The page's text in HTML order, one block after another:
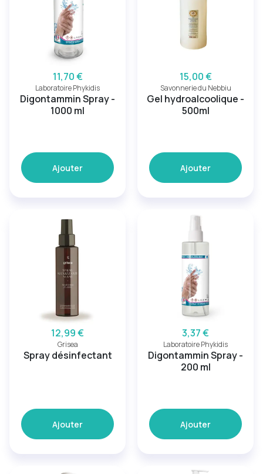
11,70 €
Laboratoire Phykidis
Digontammin Spray -
1000 ml
Ajouter
15,00 €
Savonnerie du Nebbiu
Gel hydroalcoolique -
500ml
Ajouter
12,99 €
Grisea
Spray désinfectant
Ajouter
3,37 €
Laboratoire Phykidis
Digontammin Spray -
200 ml
Ajouter